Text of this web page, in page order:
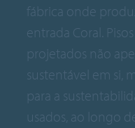
fábrica onde
entrada Coral.
projetados não
sustentável em si,
para a
usados, ao longo